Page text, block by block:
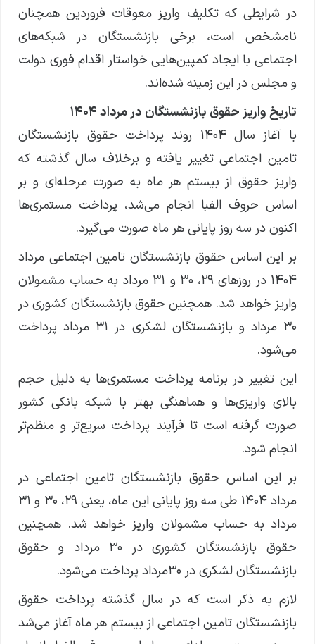
در شرایطی که تکلیف واریز معوقات فروردین همچنان
نامشخص است، برخی بازنشستگان در شبکه‌های
اجتماعی با ایجاد کمپین‌هایی خواستار اقدام فوری دولت
و مجلس در این زمینه شده‌اند.
تاریخ واریز حقوق بازنشستگان در مرداد ۱۴۰۴
با آغاز سال ۱۴۰۴ روند پرداخت حقوق بازنشستگان
تامین اجتماعی تغییر یافته و برخلاف سال گذشته که
واریز حقوق از بیستم هر ماه به صورت مرحله‌ای و بر
اساس حروف الفبا انجام می‌شد، پرداخت مستمری‌ها
اکنون در سه روز پایانی هر ماه صورت می‌گیرد.
بر این اساس حقوق بازنشستگان تامین اجتماعی مرداد
۱۴۰۴ در روزهای ۲۹، ۳۰ و ۳۱ مرداد به حساب مشمولان
واریز خواهد شد. همچنین حقوق بازنشستگان کشوری در
۳۰ مرداد و بازنشستگان لشکری در ۳۱ مرداد پرداخت
می‌شود.
این تغییر در برنامه پرداخت مستمری‌ها به دلیل حجم
بالای واریزی‌ها و هماهنگی بهتر با شبکه بانکی کشور
صورت گرفته است تا فرآیند پرداخت سریع‌تر و منظم‌تر
انجام شود.
بر این اساس حقوق بازنشستگان تامین اجتماعی در
مرداد ۱۴۰۴ طی سه روز پایانی این ماه، یعنی ۲۹، ۳۰ و ۳۱
مرداد به حساب مشمولان واریز خواهد شد. همچنین
حقوق بازنشستگان کشوری در ۳۰ مرداد و حقوق
بازنشستگان لشکری در ۳۰مرداد پرداخت می‌شود.
لازم به ذکر است که در سال گذشته پرداخت حقوق
بازنشستگان تامین اجتماعی از بیستم هر ماه آغاز می‌شد